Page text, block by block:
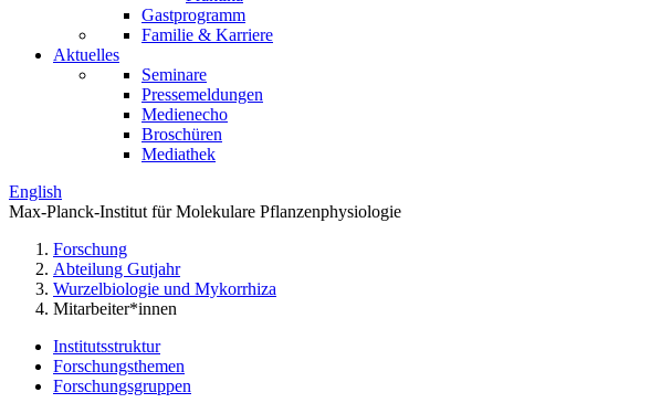
Gastprogramm
Familie & Karriere
Aktuelles
Seminare
Pressemeldungen
Medienecho
Broschüren
Mediathek
English
Max-Planck-Institut für Molekulare Pflanzenphysiologie
Forschung
Abteilung Gutjahr
Wurzelbiologie und Mykorrhiza
Mitarbeiter*innen
Institutsstruktur
Forschungsthemen
Forschungsgruppen